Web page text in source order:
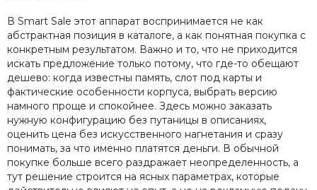
В Smart Sale этот аппарат воспринимается не как
абстрактная позиция в каталоге, а как понятная покупка с
конкретным результатом. Важно и то, что не приходится
искать предложение только потому, что где-то обещают
дешево: когда известны память, слот под карты и
фактические особенности корпуса, выбрать версию
намного проще и спокойнее. Здесь можно заказать
нужную конфигурацию без путаницы в описаниях,
оценить цена без искусственного нагнетания и сразу
понимать, за что именно платятся деньги. В обычной
покупке больше всего раздражает неопределенность, а
тут решение строится на ясных параметрах, которые